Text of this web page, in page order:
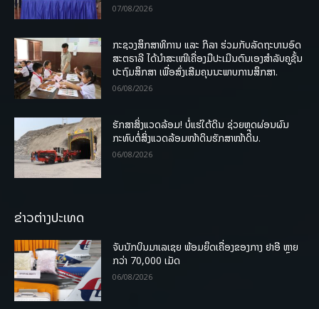
07/08/2026
ກະຊວງສຶກສາທິການ ແລະ ກິລາ ຮ່ວມກັບລັດຖະບານອົດ
ສະຕຣາລີ ໄດ້ນຳສະເໜີເຄື່ອງມືປະເມີນຕົນເອງສຳລັບຄູຊັ້ນ
ປະຖົມສຶກສາ ເພື່ອສົ່ງເສີມຄຸນນະພາບການສຶກສາ.
06/08/2026
ຮັກສາສິ່ງແວດລ້ອມ! ບໍ່ແຮ່ໃຕ້ດິນ ຊ່ວຍຫຼຸດຜ່ອນຜົນ
ກະທົບຕໍ່ສິ່ງແວດລ້ອມໜ້າດິນຮັກສາໜ້າດິນ.
06/08/2026
ຂ່າວຕ່າງປະເທດ
ຈັບນັກບິນມາເລເຊຍ ພ້ອມຍຶດເຄື່ອງຂອງກາງ ຢາອີ ຫຼາຍ
ກວ່າ 70,000 ເມັດ
06/08/2026